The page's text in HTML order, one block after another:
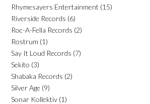
Rhymesayers Entertainment (15)
Riverside Records (6)
Roc-A-Fella Records (2)
Rostrum (1)
Say It Loud Records (7)
Sekito (3)
Shabaka Records (2)
Silver Age (9)
Sonar Kollektiv (1)